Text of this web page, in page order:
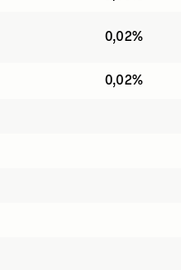
0,02%
0,02%